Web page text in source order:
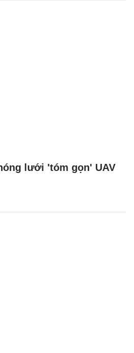
lưới 'tóm gọn' UAV